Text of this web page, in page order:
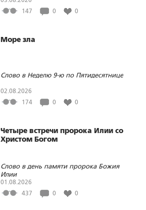
147
0 0
Море зла
Слово в Неделю 9-ю по Пятидесятнице
02.08.2026
174
0 0
Четыре встречи пророка Илии со
Христом Богом
Слово в день памяти пророка Божия
Илии
01.08.2026
437
0 0